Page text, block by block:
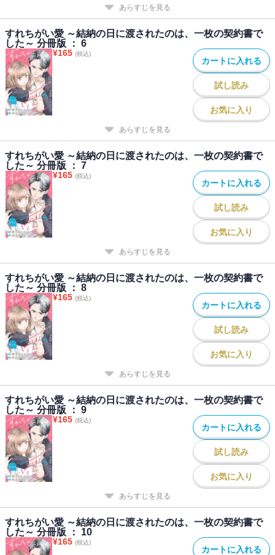
あらすじを見る
すれちがい愛 ～結納の日に渡されたのは、一枚の契約書で
した～ 分冊版 ： 6
¥165 (税込)
カートに入れる
試し読み
お気に入り
あらすじを見る
すれちがい愛 ～結納の日に渡されたのは、一枚の契約書で
した～ 分冊版 ： 7
¥165 (税込)
カートに入れる
試し読み
お気に入り
あらすじを見る
すれちがい愛 ～結納の日に渡されたのは、一枚の契約書で
した～ 分冊版 ： 8
¥165 (税込)
カートに入れる
試し読み
お気に入り
あらすじを見る
すれちがい愛 ～結納の日に渡されたのは、一枚の契約書で
した～ 分冊版 ： 9
¥165 (税込)
カートに入れる
試し読み
お気に入り
あらすじを見る
すれちがい愛 ～結納の日に渡されたのは、一枚の契約書で
した～ 分冊版 ： 10
¥165 (税込)
カートに入れる